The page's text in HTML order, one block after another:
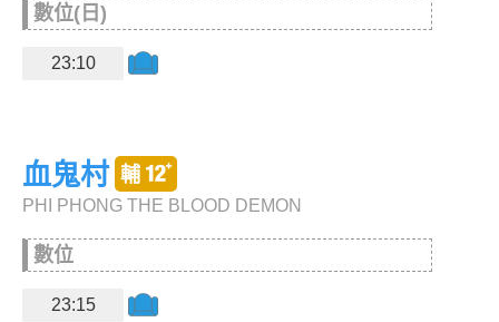
數位(日)
23:10
血鬼村
PHI PHONG THE BLOOD DEMON
數位
23:15